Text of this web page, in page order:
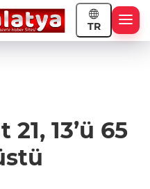
TR
13’ü 65